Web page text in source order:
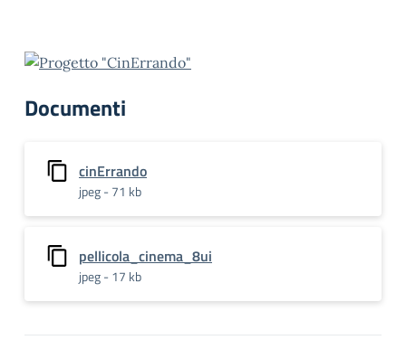
Documenti
cinErrando
jpeg - 71 kb
pellicola_cinema_8ui
jpeg - 17 kb